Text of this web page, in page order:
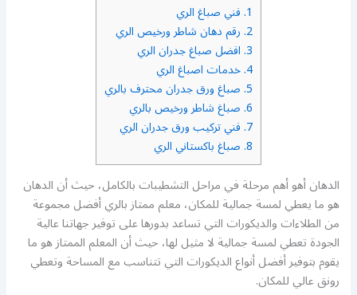
1. فني صباغ الري
2. رقم دهان شاطر ورخيص الري
3. افضل صباغ جدران الري
4. خدمات اصباغ الري
5. صباغ ورق جدران محترف بالري
6. صباغ شاطر ورخيص بالري
7. فني تركيب ورق جدران الري
8. صباغ باكستاني الري
الدهان أهو أهم مرحلة في مراحل التشطيبات بالكامل، حيث أن الدهان
هو ما يعطي لمسة جمالية للمكان، معلم ممتاز بالري أفضل مجموعة
من الطلاءات والديكورات التي تساعد بدورها على توفير جهاتنا عالية
الجودة تعطي لمسة جمالية لا مثيل لها، حيث أن المعلم الممتاز هو ما
يقوم بتوفير أفضل أنواع الديكورات التي تتناسب مع المساحة وتعطي
رونق عالي للمكان.